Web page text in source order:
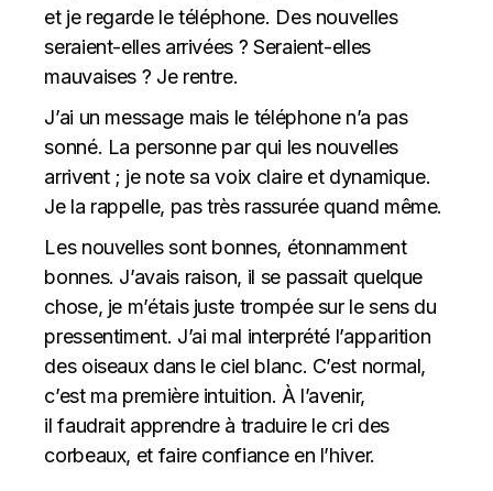
et je regarde le téléphone. Des nouvelles
seraient-elles arrivées ? Seraient-elles
mauvaises ? Je rentre.
J’ai un message mais le téléphone n’a pas
sonné. La personne par qui les nouvelles
arrivent ; je note sa voix claire et dynamique.
Je la rappelle, pas très rassurée quand même.
Les nouvelles sont bonnes, étonnamment
bonnes. J’avais raison, il se passait quelque
chose, je m’étais juste trompée sur le sens du
pressentiment. J’ai mal interprété l’apparition
des oiseaux dans le ciel blanc. C’est normal,
c’est ma première intuition. À l’avenir,
il faudrait apprendre à traduire le cri des
corbeaux, et faire confiance en l’hiver.